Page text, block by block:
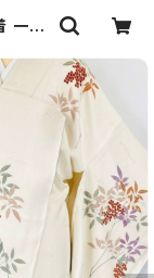
一つ
着